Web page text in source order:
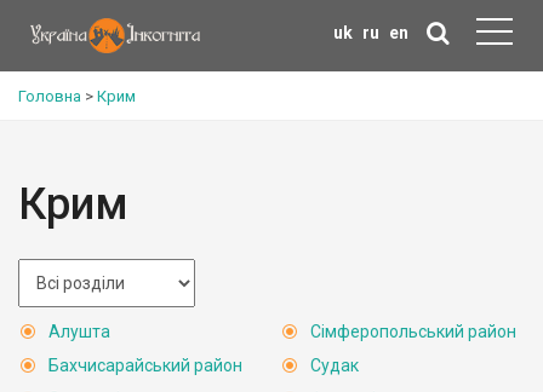
uk ru en
Головна > Крим
Крим
Алушта
Бахчисарайський район
Сімферопольський район
Судак